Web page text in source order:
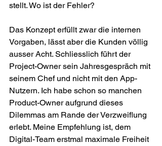
stellt. Wo ist der Fehler?
Das Konzept erfüllt zwar die internen
Vorgaben, lässt aber die Kunden völlig
ausser Acht. Schliesslich führt der
Project-Owner sein Jahresgespräch mit
seinem Chef und nicht mit den App-
Nutzern. Ich habe schon so manchen
Product-Owner aufgrund dieses
Dilemmas am Rande der Verzweiflung
erlebt. Meine Empfehlung ist, dem
Digital-Team erstmal maximale Freiheit